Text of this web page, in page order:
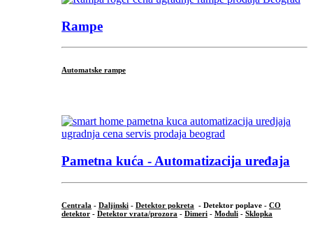
Rampe
Automatske rampe
Pametna kuća - Automatizacija uređaja
Centrala - Daljinski - Detektor pokreta - Detektor poplave - CO
detektor - Detektor vrata/prozora - Dimeri - Moduli - Sklopka